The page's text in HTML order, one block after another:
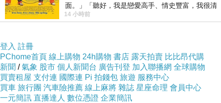
物，一進屋就聞到淡淡的昆布香
面。」「聽好，我是戀愛高手、情史豐富，我很清
楚這種感覺，你我之間的那種感覺，現
14 小時前
登入 註冊
PChome首頁 線上購物 24h購物 書店 露天拍賣 比比昂代購
新聞 /氣象 股市 個人新聞台 廣告刊登 加入聯播網 全球購物
買賣租屋 支付連 國際連 Pi 拍錢包 旅遊 服務中心
買車 旅行團 汽車險推薦 線上麻將 雜誌 星座命理 會員中心
一元簡訊 直播達人 數位憑證 企業簡訊